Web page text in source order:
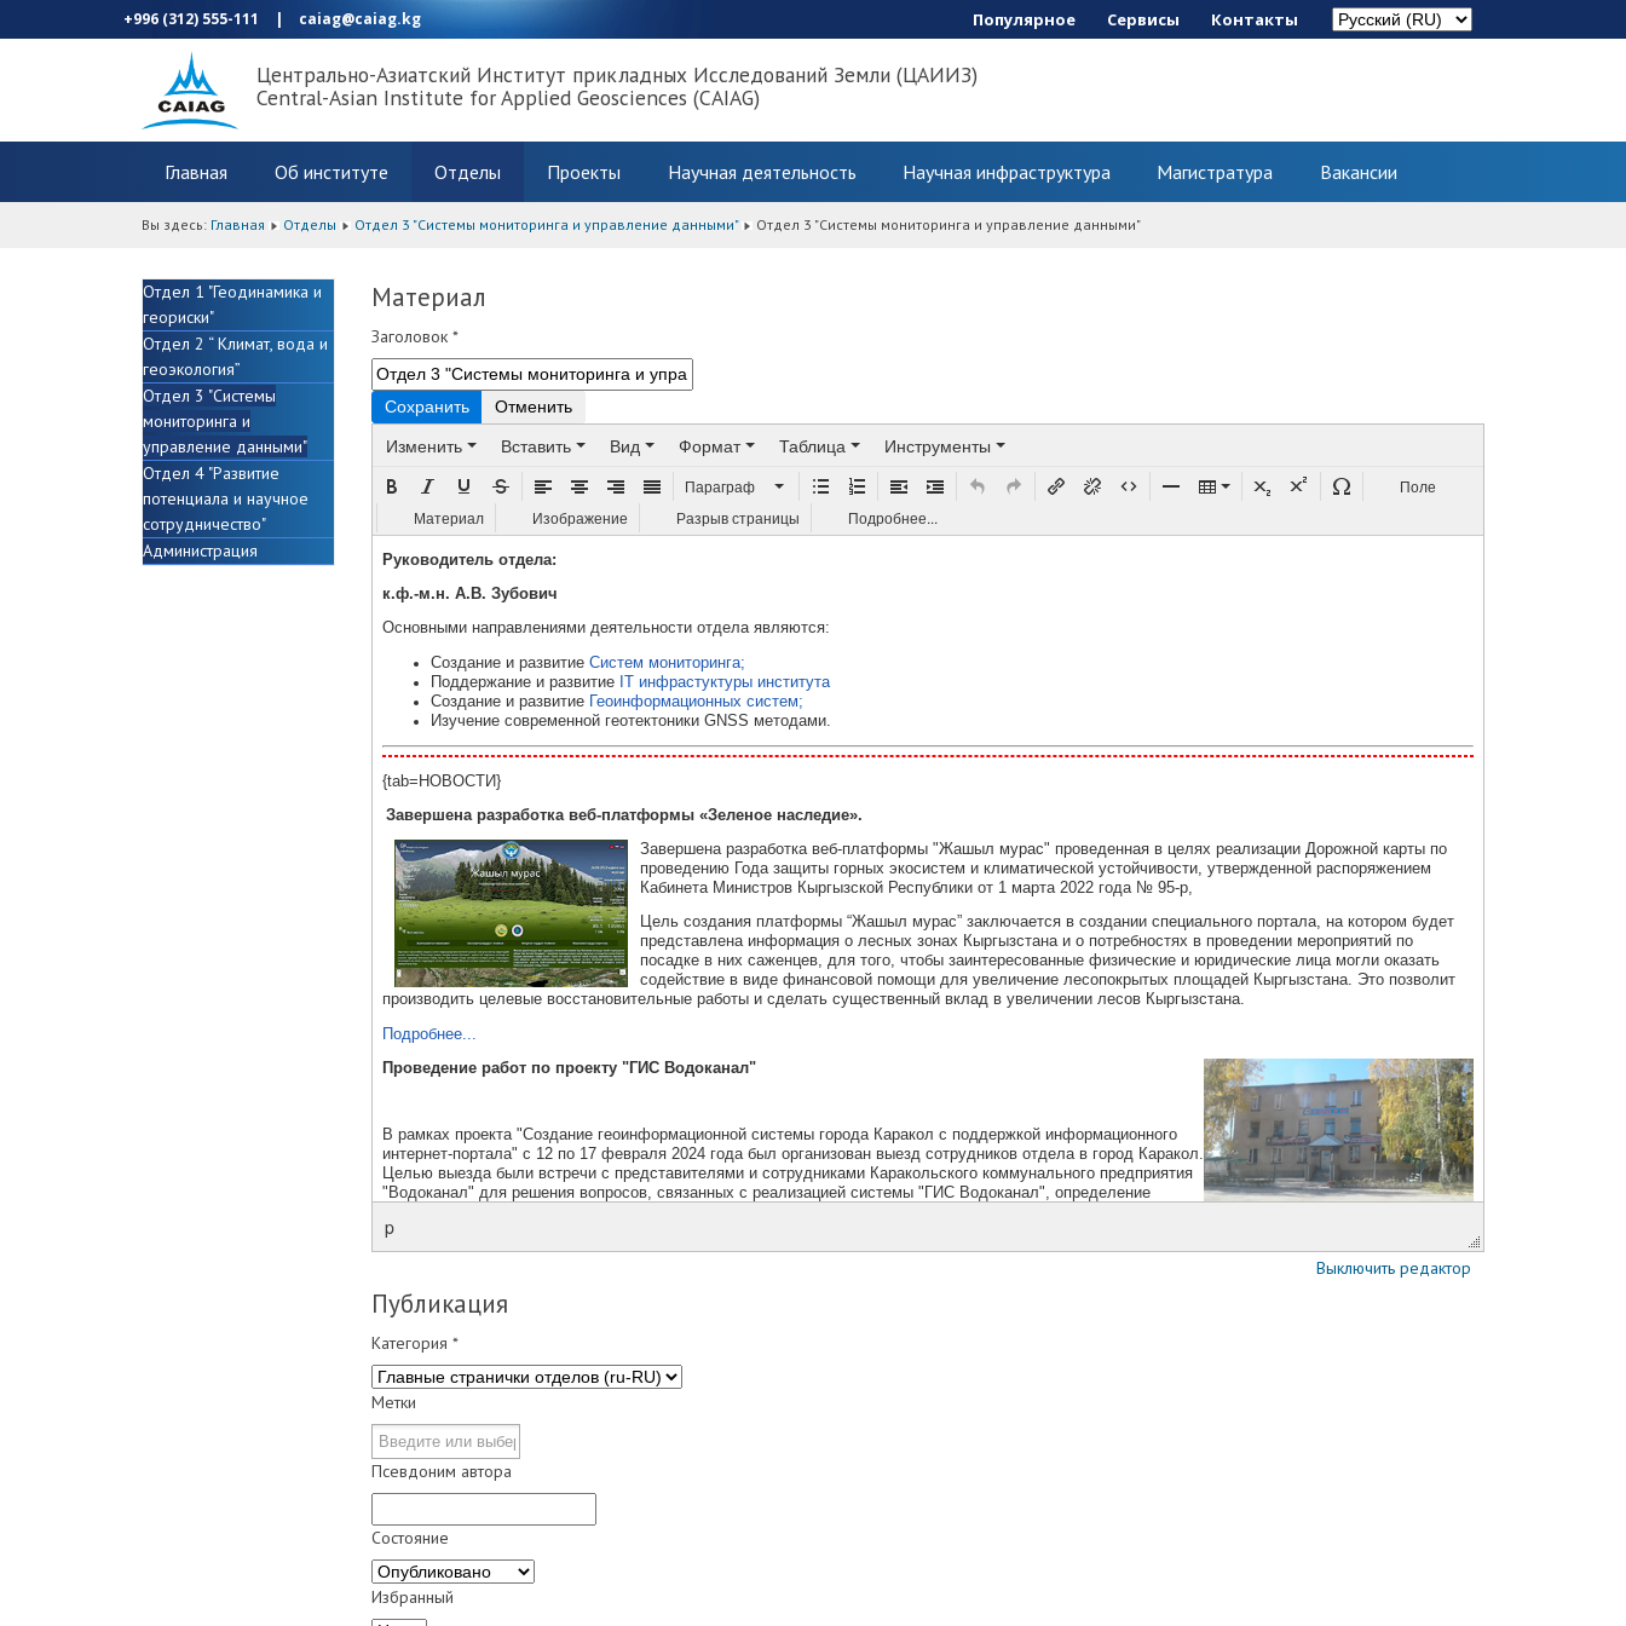
+996 (312) 555-111 | caiag@caiag.kg Популярное Сервисы Контакты
Центрально-Азиатский Институт прикладных Исследований Земли (ЦАИИЗ)
Central-Asian Institute for Applied Geosciences (CAIAG)
Главная Об институте Отделы Проекты Научная деятельность Научная инфраструктура Магистратура Вакансии
Вы здесь: Главная Отделы Отдел 3 "Системы мониторинга и управление данными" Отдел 3 "Системы мониторинга и управление данными"
Отдел 1 "Геодинамика и
геориски"
Отдел 2 “ Климат, вода и
геоэкология”
Отдел 3 "Системы
мониторинга и
управление данными"
Отдел 4 "Развитие
потенциала и научное
сотрудничество"
Администрация
Материал
Заголовок *
Сохранить Отменить
Изменить Вставить Вид Формат Таблица Инструменты
Параграф
Поле
Материал
Изображение Разрыв страницы Подробнее...
p
Выключить редактор
Публикация
Категория *
Метки
Псевдоним автора
Состояние
Избранный